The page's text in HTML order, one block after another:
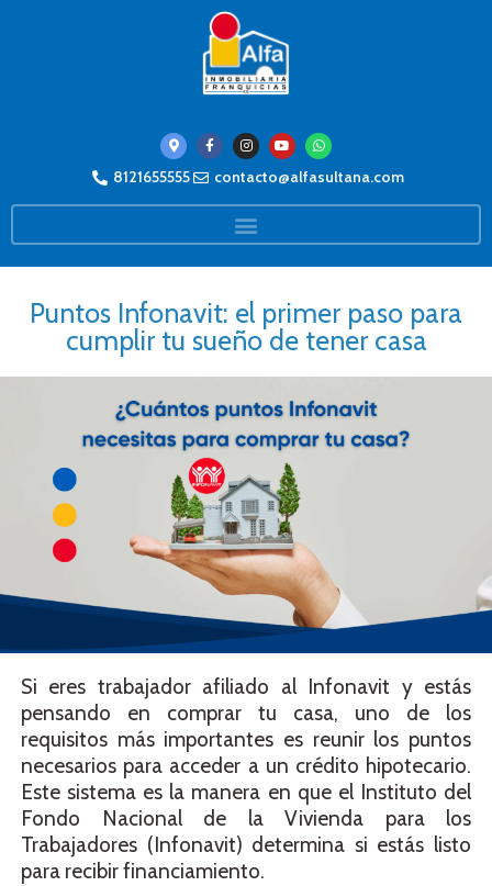
8121655555 contacto@alfasultana.com
Puntos Infonavit: el primer paso para
cumplir tu sueño de tener casa
Si eres trabajador afiliado al Infonavit y estás
pensando en comprar tu casa, uno de los
requisitos más importantes es reunir los puntos
necesarios para acceder a un crédito hipotecario.
Este sistema es la manera en que el Instituto del
Fondo Nacional de la Vivienda para los
Trabajadores (Infonavit) determina si estás listo
para recibir financiamiento.